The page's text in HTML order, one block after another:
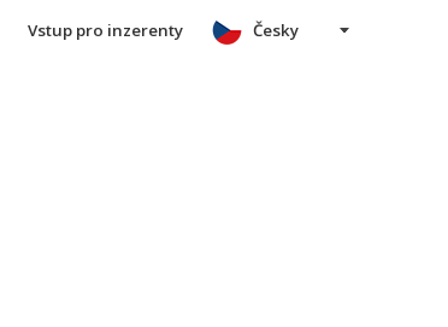
Vstup pro inzerenty Česky